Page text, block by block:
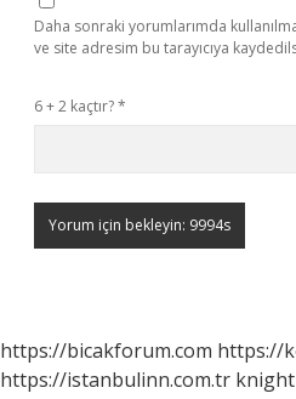
Daha sonraki yorumlarımda
ve site adresim bu tarayıcıya
6 + 2 kaçtır?*
https://bicakforum.com https://
https://istanbulinn.com.tr